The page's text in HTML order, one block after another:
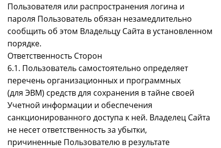
Пользователя или распространения логина и
пароля Пользователь обязан незамедлительно
сообщить об этом Владельцу Сайта в установленном
порядке.
Ответственность Сторон
6.1. Пользователь самостоятельно определяет
перечень организационных и программных
(для ЭВМ) средств для сохранения в тайне своей
Учетной информации и обеспечения
санкционированного доступа к ней. Владелец Сайта
не несет ответственность за убытки,
причиненные Пользователю в результате